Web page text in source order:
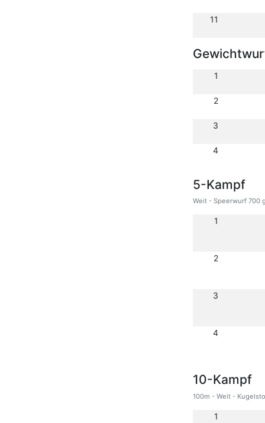
11
1
2
3
4
5-Kampf
Weit - Speerwurf 700
1
2
3
4
10-Kampf
100m - Weit -
1